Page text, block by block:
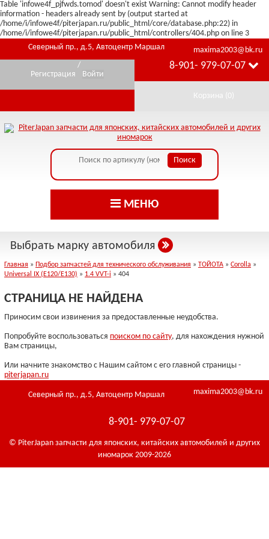
Table 'infowe4f_pjfwds.tomod' doesn't exist Warning: Cannot modify header
information - headers already sent by (output started at
/home/i/infowe4f/piterjapan.ru/public_html/core/database.php:22) in
/home/i/infowe4f/piterjapan.ru/public_html/controllers/404.php on line 3
Северный пр., д.5, Автоцентр Маршал
maxima2003@bk.ru
8-901- 979-07-07
Регистрация
/
Войти
Корзина (0)
МЕНЮ
Выбрать марку автомобиля
Главная » Подбор запчастей для технического обслуживания » ТОЙОТА » Corolla »
Universal IX (E120/E130) » 1.4 VVT-i » 404
СТРАНИЦА НЕ НАЙДЕНА
Приносим свои извинения за предоставленные неудобства.
Попробуйте воспользоваться поиском по сайту, для нахождения нужной
Вам страницы,
Или начните знакомство с Нашим сайтом с его главной страницы -
piterjapan.ru
Северный пр., д.5, Автоцентр Маршал maxima2003@bk.ru
8-901- 979-07-07
© PiterJapan запчасти для японских, китайских автомобилей и других
иномарок 2009-2026